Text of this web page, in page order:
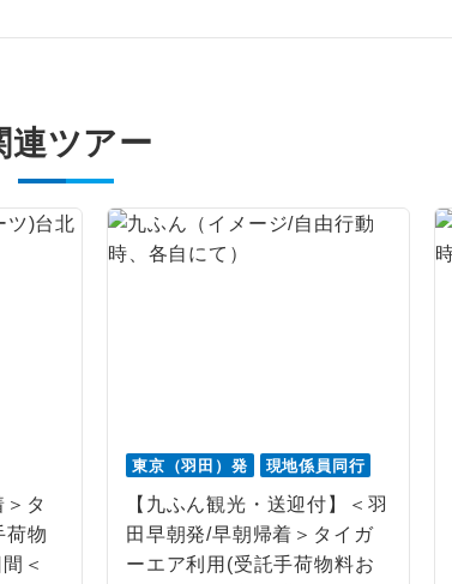
連ツアー
＞タ
荷物
＜
東京（羽田）発 現地係員同行
【九ふん観光・送迎付】＜羽
田早朝発/早朝帰着＞タイガ
ーエア利用(受託手荷物料お
出発可能な個人型プランです。
様限定でご参加いただけるコースです。
用でも追加料金がかからないコースです。
定でご参加いただけるコースです。
ホテルを指定したコースです。